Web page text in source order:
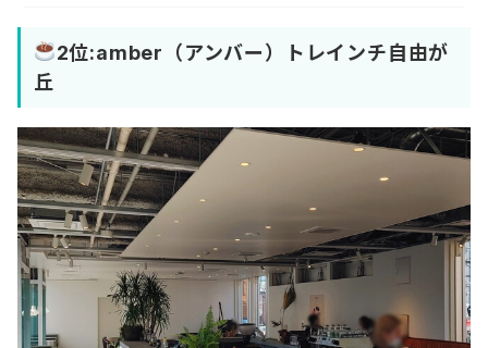
2位:amber（アンバー）トレインチ自由が
丘